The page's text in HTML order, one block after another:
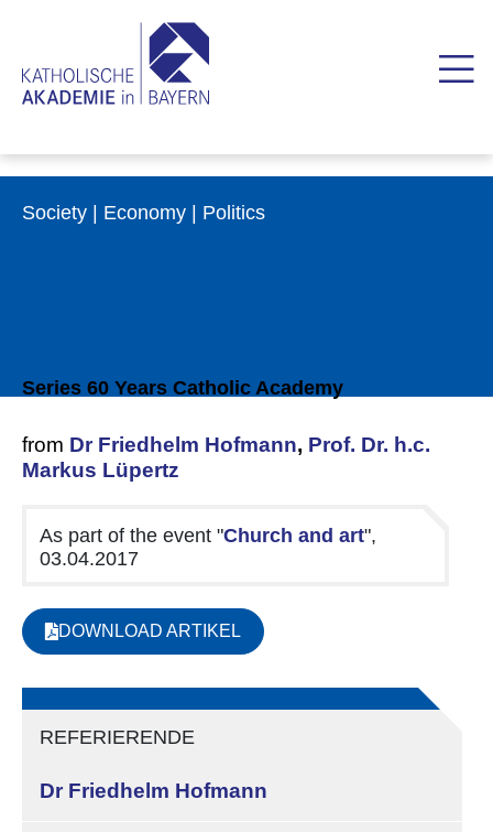
Society | Economy | Politics
Series 60 Years Catholic Academy
from Dr Friedhelm Hofmann, Prof. Dr. h.c.
Markus Lüpertz
As part of the event "Church and art",
03.04.2017
DOWNLOAD ARTIKEL
REFERIERENDE
Dr Friedhelm Hofmann